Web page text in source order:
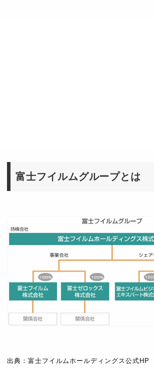
富士フイルムグループとは
出典：富士フイルムホールディングス公式HP